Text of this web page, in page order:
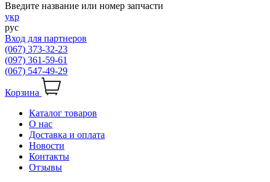
Введите название или номер запчасти
укр
рус
Вход для партнеров
(067) 373-32-23
(097) 361-59-61
(067) 547-49-29
Корзина
Каталог товаров
О нас
Доставка и оплата
Новости
Контакты
Отзывы